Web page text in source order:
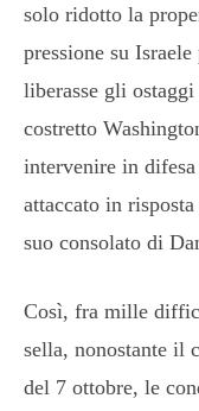
solo ridotto la
pressione su Israele
liberasse gli
costretto
intervenire in
attaccato in
suo consolato di
Così, fra mille
sella, nonostante il
del 7 ottobre, le